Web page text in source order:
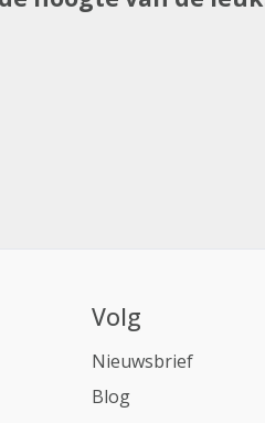
Volg
Nieuwsbrief
Blog